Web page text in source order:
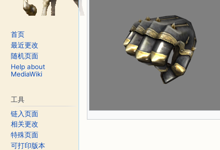
首页
最近更改
随机页面
Help about
MediaWiki
工具
链入页面
相关更改
特殊页面
可打印版本